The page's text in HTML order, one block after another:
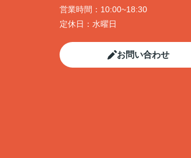
営業時間： 10:00~18:30
定休日： 水曜日
お問い合わせ